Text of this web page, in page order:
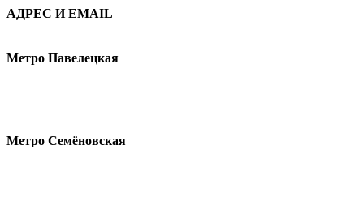
АДРЕС И EMAIL
Метро Павелецкая
Метро Семёновская